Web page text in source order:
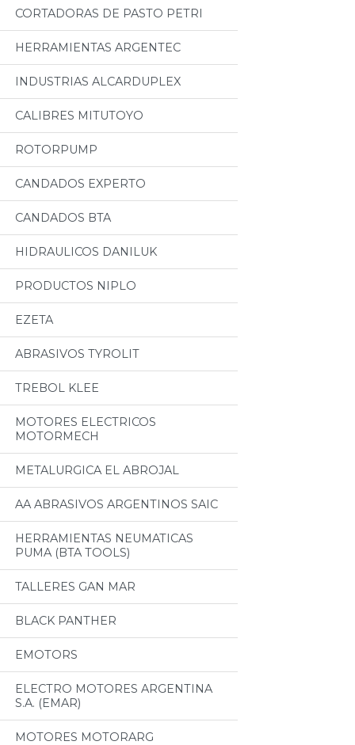
CORTADORAS DE PASTO PETRI
HERRAMIENTAS ARGENTEC
INDUSTRIAS ALCARDUPLEX
CALIBRES MITUTOYO
ROTORPUMP
CANDADOS EXPERTO
CANDADOS BTA
HIDRAULICOS DANILUK
PRODUCTOS NIPLO
EZETA
ABRASIVOS TYROLIT
TREBOL KLEE
MOTORES ELECTRICOS
MOTORMECH
METALURGICA EL ABROJAL
AA ABRASIVOS ARGENTINOS SAIC
HERRAMIENTAS NEUMATICAS
PUMA (BTA TOOLS)
TALLERES GAN MAR
BLACK PANTHER
EMOTORS
ELECTRO MOTORES ARGENTINA
S.A. (EMAR)
MOTORES MOTORARG